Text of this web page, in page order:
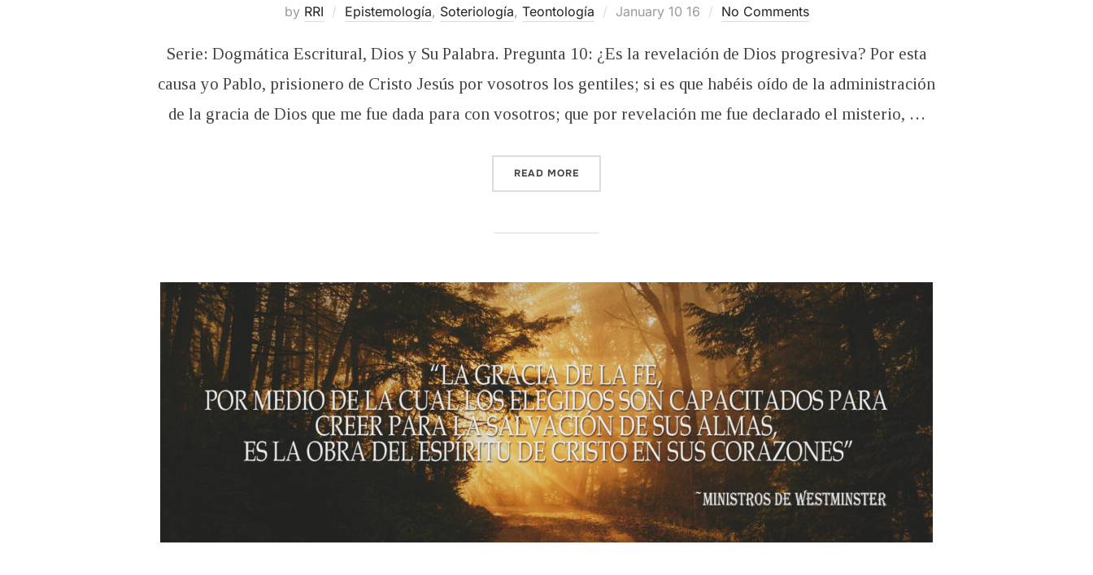
by RRI Epistemología, Soteriología, Teontología
Posted
January 10 16 No Comments
Serie: Dogmática Escritural, Dios y Su Palabra. Pregunta 10: ¿Es la revelación de Dios progresiva? Por esta
causa yo Pablo, prisionero de Cristo Jesús por vosotros los gentiles; si es que habéis oído de la administración
de la gracia de Dios que me fue dada para con vosotros; que por revelación me fue declarado el misterio, …
READ MORE